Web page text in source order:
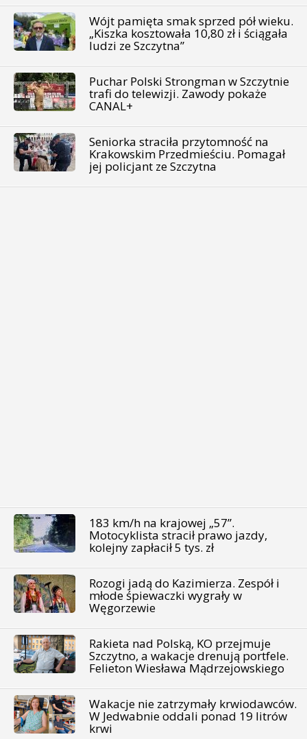
Wójt pamięta smak sprzed pół wieku.
„Kiszka kosztowała 10,80 zł i ściągała
ludzi ze Szczytna”
Puchar Polski Strongman w Szczytnie
trafi do telewizji. Zawody pokaże
CANAL+
Seniorka straciła przytomność na
Krakowskim Przedmieściu. Pomagał
jej policjant ze Szczytna
183 km/h na krajowej „57”.
Motocyklista stracił prawo jazdy,
kolejny zapłacił 5 tys. zł
Rozogi jadą do Kazimierza. Zespół i
młode śpiewaczki wygrały w
Węgorzewie
Rakieta nad Polską, KO przejmuje
Szczytno, a wakacje drenują portfele.
Felieton Wiesława Mądrzejowskiego
Wakacje nie zatrzymały krwiodawców.
W Jedwabnie oddali ponad 19 litrów
krwi